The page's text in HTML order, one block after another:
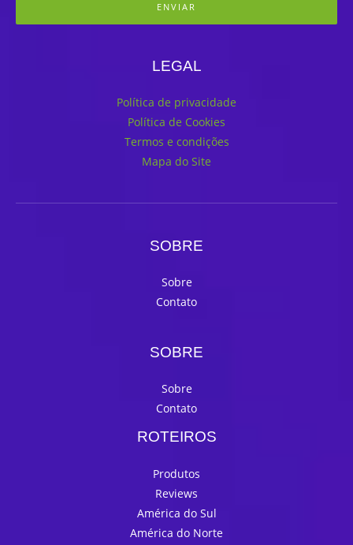
ENVIAR
LEGAL
Política de privacidade
Política de Cookies
Termos e condições
Mapa do Site
SOBRE
Sobre
Contato
SOBRE
Sobre
Contato
ROTEIROS
Produtos
Reviews
América do Sul
América do Norte